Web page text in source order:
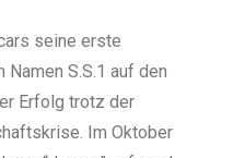
seine erste
S.S.1 auf den
Erfolg trotz der
Im Oktober